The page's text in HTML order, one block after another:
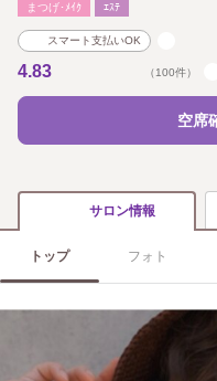
まつげ･ﾒｲｸ ｴｽﾃ
スマート支払いOK
4.83 （100件）
空席
サロン情報
トップ フォト